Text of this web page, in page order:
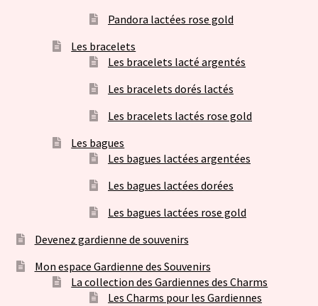
Pandora lactées rose gold
Les bracelets
Les bracelets lacté argentés
Les bracelets dorés lactés
Les bracelets lactés rose gold
Les bagues
Les bagues lactées argentées
Les bagues lactées dorées
Les bagues lactées rose gold
Devenez gardienne de souvenirs
Mon espace Gardienne des Souvenirs
La collection des Gardiennes des Charms
Les Charms pour les Gardiennes